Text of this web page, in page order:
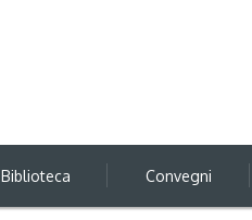
Biblioteca Convegni